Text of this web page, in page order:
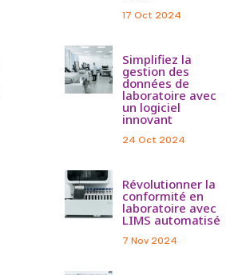
17 Oct 2024
Simplifiez la
gestion des
données de
laboratoire avec
un logiciel
innovant
24 Oct 2024
Révolutionner la
conformité en
laboratoire avec
LIMS automatisé
7 Nov 2024